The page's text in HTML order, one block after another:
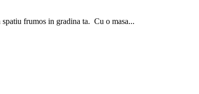
frumos in gradina ta. Cu o masa...